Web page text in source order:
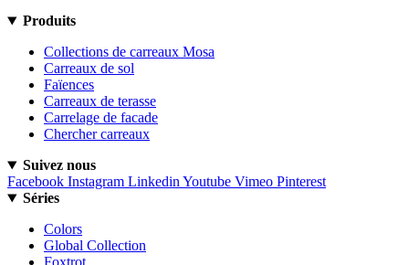
Produits
Collections de carreaux Mosa
Carreaux de sol
Faïences
Carreaux de terasse
Carrelage de facade
Chercher carreaux
Suivez nous
Facebook Instagram Linkedin Youtube Vimeo Pinterest
Séries
Colors
Global Collection